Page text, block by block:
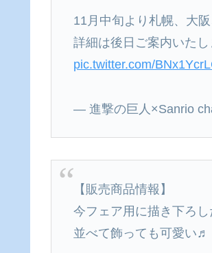
11月中旬より札幌、大
詳細は後日ご案内いた
pic.twitter.com/
— 進撃の巨人×Sanrio
【販売商品情報】
今フェア用に描き下ろ
並べて飾っても可愛い♬